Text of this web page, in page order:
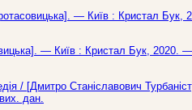
— Київ : Кристал
— Київ : Кристал Бук,
/ [Дмитро Станіславович
дан.